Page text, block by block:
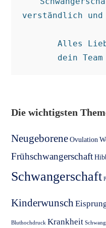
verständlich
Alles
dein
Die wichtigsten
Neugeborene Ovulation
Frühschwangerschaft
Schwangerschaft
Kinderwunsch
Bluthochdruck Krankheit